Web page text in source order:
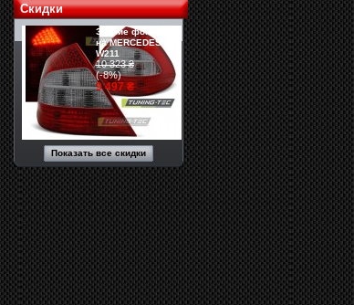
Скидки
Задние фонари
на MERCEDES
W211
10 323 ₴
(-8%)
9 497 ₴
Показать все скидки